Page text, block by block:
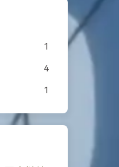
1
4
1